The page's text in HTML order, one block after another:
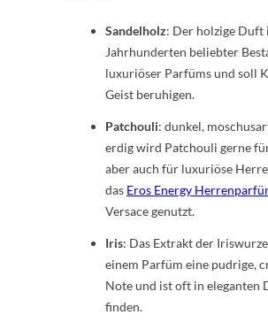
Sandelholz: Der holzige Duft
Jahrhunderten beliebter
luxuriöser Parfüms und soll
Geist beruhigen.
Patchouli: dunkel,
erdig wird Patchouli gerne
aber auch für luxuriöse
das Eros Energy
Versace genutzt.
Iris: Das Extrakt der
einem Parfüm eine pudrige,
Note und ist oft in eleganten
finden.